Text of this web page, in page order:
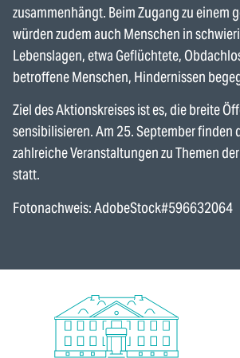
zusammenhängt. Beim Zugang zu einem
würden zudem auch Menschen in
Lebenslagen, etwa Geflüchtete,
betroffene Menschen, Hindernissen
Ziel des Aktionskreises ist es, die breite
sensibilisieren. Am 25. September
zahlreiche Veranstaltungen zu Themen
statt.
Fotonachweis: AdobeStock#596632064